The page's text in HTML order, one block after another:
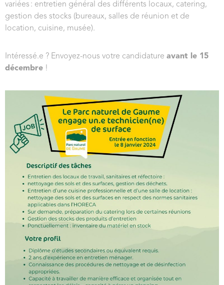
variées : entretien général des différents locaux, catering,
gestion des stocks (bureaux, salles de réunion et de
location, cuisine, musée).
Intéressé.e ? Envoyez-nous votre candidature avant le 15
décembre !